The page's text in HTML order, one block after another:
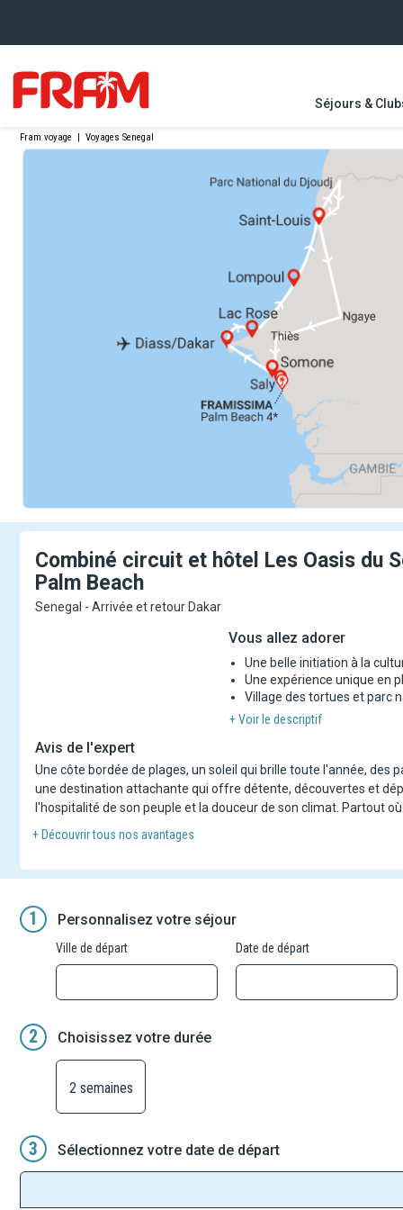
Séjours &
Fram voyage | Voyages Senegal
Combiné circuit et hôtel Les Oasis du
Palm Beach
Senegal - Arrivée et retour Dakar
Vous allez adorer
Une belle initiation à la
Une expérience unique en
Village des tortues et parc
+ Voir le descriptif
Avis de l'expert
Une côte bordée de plages, un soleil qui brille toute l'année, des
une destination attachante qui offre détente, découvertes et
l'hospitalité de son peuple et la douceur de son climat. Partout
traditionnelle "teranga" (le mot wolof pour "hospitalité").
logeant dans un bivouac authentique, niché aux creux des
national des Oiseaux du Djoudj, tout en profitant de moments
un accueil chaleureux au cœur d'un environnement calme et
+ Découvrir tous nos avantages
1 Personnalisez votre séjour
Ville de départ Date de départ
2 Choisissez votre durée
2 semaines
3 Sélectionnez votre date de départ